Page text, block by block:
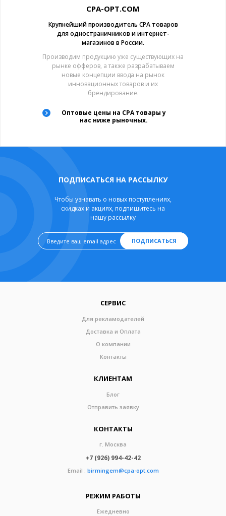
CPA-OPT.COM
Крупнейший производитель CPA товаров
для одностраничников и интернет-
магазинов в России.
Производим продукцию уже существующих на
рынке офферов, а также разрабатываем
новые концепции ввода на рынок
инновационных товаров и их
брендирование.
Оптовые цены на CPA товары у
нас ниже рыночных.
ПОДПИСАТЬСЯ НА РАССЫЛКУ
Чтобы узнавать о новых поступлениях,
скидках и акциях, подпишитесь на
нашу рассылку
ПОДПИСАТЬСЯ
СЕРВИС
Для рекламодателей
Доставка и Оплата
О компании
Контакты
КЛИЕНТАМ
Блог
Отправить заявку
КОНТАКТЫ
г. Москва
+7 (926) 994-42-42
Email : birmingem@cpa-opt.com
РЕЖИМ РАБОТЫ
Ежедневно